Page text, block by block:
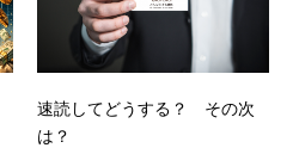
速読してどうする？ その次
は？